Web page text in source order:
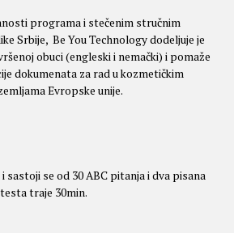
programa i stečenim stručnim
Srbije, Be You Technology dodeljuje je
obuci (engleski i nemački) i pomaže
dokumenata za rad u kozmetičkim
Evropske unije.
sastoji se od 30 ABC pitanja i dva pisana
traje 30min.